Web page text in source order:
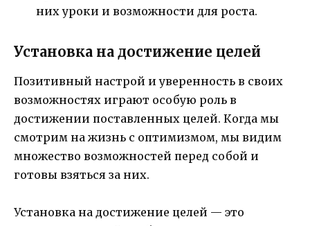
них уроки и возможности для роста.
Установка на достижение целей
Позитивный настрой и уверенность в своих
возможностях играют особую роль в
достижении поставленных целей. Когда мы
смотрим на жизнь с оптимизмом, мы видим
множество возможностей перед собой и
готовы взяться за них.
Установка на достижение целей — это